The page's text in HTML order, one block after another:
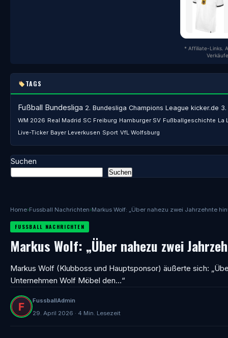
Home›Fussball Nachrichten›Markus Wolf: „Über nahezu zwei Jahrzehnte
FUSSBALL NACHRICHTEN
Markus Wolf: „Über nahezu zwei
Markus Wolf (Klubboss und Hauptsponsor) äußerte sich:
Unternehmen Wolf Möbel den…“
FussballAdmin
29. April 2026 · 4 Min. Lesezeit
* Affiliate-Links.
TAGS
Fußball Bundesliga 2. Bundesliga Champions League kicker.de 3.
WM 2026 Real Madrid SC Freiburg Hamburger SV Fußballgeschichte La
Live-Ticker Bayer Leverkusen Sport VfL Wolfsburg
Suchen
Suchen